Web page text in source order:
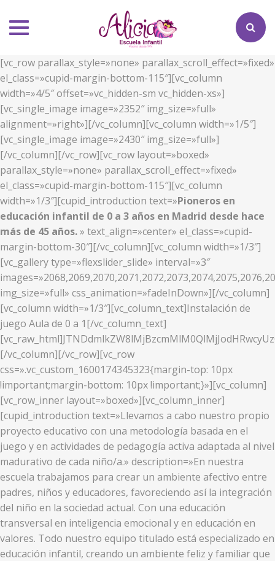
Toggle
[vc_row parallax_style=»none» parallax_scroll_effect=»fixed»
el_class=»cupid-margin-bottom-115″][vc_column
width=»4/5″ offset=»vc_hidden-sm vc_hidden-xs»]
[vc_single_image image=»2352″ img_size=»full»
alignment=»right»][/vc_column][vc_column width=»1/5″]
[vc_single_image image=»2430″ img_size=»full»]
[/vc_column][/vc_row][vc_row layout=»boxed»
parallax_style=»none» parallax_scroll_effect=»fixed»
el_class=»cupid-margin-bottom-115″][vc_column
width=»1/3″][cupid_introduction text=»Pioneros en
educación infantil de 0 a 3 años en Madrid desde hace
más de 45 años.» text_align=»center» el_class=»cupid-
margin-bottom-30″][/vc_column][vc_column width=»1/3″]
[vc_gallery type=»flexslider_slide» interval=»3″
img_size=»full» css_animation=»fadeInDown»][/vc_column]
[vc_column width=»1/3″][vc_column_text]Instalación de
juego Aula de 0 a 1[/vc_column_text]
[/vc_column][/vc_row][vc_row
css=».vc_custom_1600174345323{margin-top: 10px
!important;margin-bottom: 10px !important;}»][vc_column]
[vc_row_inner layout=»boxed»][vc_column_inner]
[cupid_introduction text=»Llevamos a cabo nuestro propio
proyecto educativo con una metodología basada en el
juego y en actividades de pedagogía activa adaptada al nivel
madurativo de cada niño/a.» description=»En nuestra
escuela trabajamos para crear un ambiente afectivo entre
padres, niños y educadores, favoreciendo así la integración
del niño en la sociedad actual. Con una educación
transversal en inteligencia emocional y en educación en
valores. Todo nuestro equipo titulado está especializado en
educación infantil, creando un ambiente feliz y familiar que